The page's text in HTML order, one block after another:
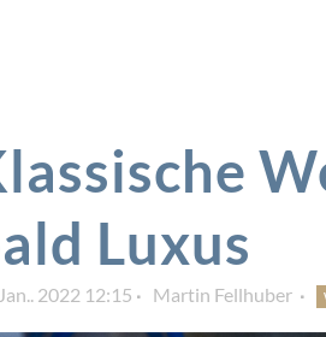
Luxus
2022 12:15 Martin Fellhuber